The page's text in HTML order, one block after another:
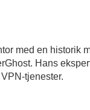
med en historik
Hans
tjenester.